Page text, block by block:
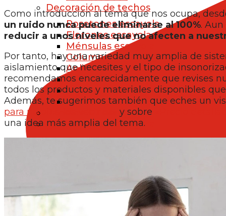
Decoración de techos
Rosetones escayola
Florones escayola
Ménsulas escayola
Columnas de escayola
Apliques de escayola
Bóvedas de escayola
Vigas de escayola
Piezas de escayola a medida
Paneles 3D escayola
Accesorios de escayola
Trampillas de escayola
Falsos techos desmontables y fijos o
Placas para techos
Como introducción al tema que nos ocupa,
un ruido nunca puede eliminarse al 100%.
reducir a unos niveles que no afecten a
Por tanto, hay una variedad muy amplia de
aislamiento que necesites y el tipo de
recomendamos encarecidamente que revises
todos los productos y materiales disponibles
Además, te sugerimos también que eches un
para no oír a los vecinos»
y sobre
una idea más amplia del tema.